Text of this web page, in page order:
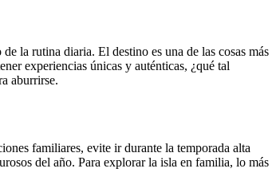
la rutina diaria. El destino es una de las cosas más
experiencias únicas y auténticas, ¿qué tal
aburrirse.
familiares, evite ir durante la temporada alta
del año. Para explorar la isla en familia, lo más